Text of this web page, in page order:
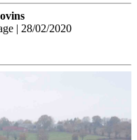
| 28/02/2020